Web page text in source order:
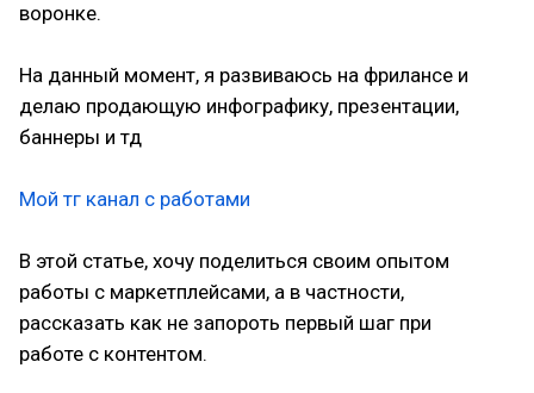
воронке.
На данный момент, я развиваюсь на фрилансе и
делаю продающую инфографику, презентации,
баннеры и тд
Мой тг канал с работами
В этой статье, хочу поделиться своим опытом
работы с маркетплейсами, а в частности,
рассказать как не запороть первый шаг при
работе с контентом.